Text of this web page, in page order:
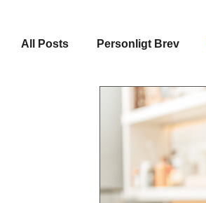
All Posts Personligt Brev
Övrigt
CV-Mallar